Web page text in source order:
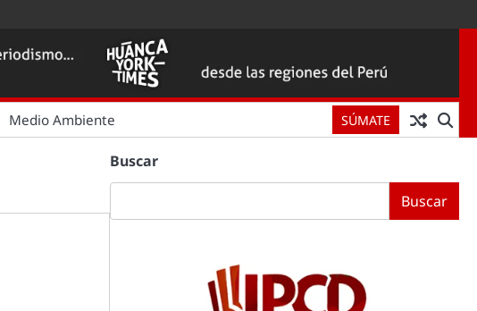
Medio Ambiente SÚMATE
Buscar
Buscar